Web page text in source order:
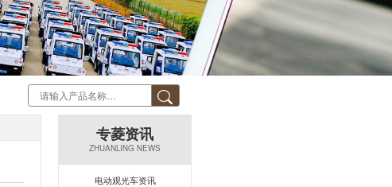
专菱资讯
ZHUANLING NEWS
电动观光车资讯